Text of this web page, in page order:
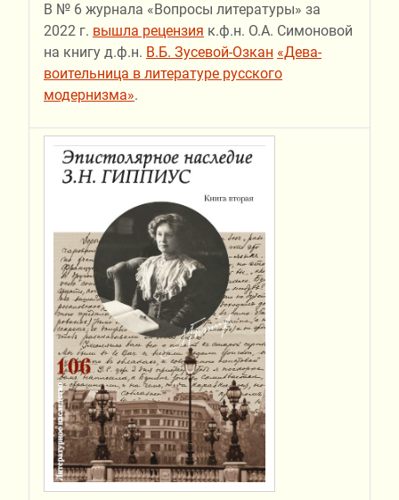
В № 6 журнала «Вопросы литературы» за
2022 г. вышла рецензия к.ф.н. О.А. Симоновой
на книгу д.ф.н. В.Б. Зусевой-Озкан «Дева-
воительница в литературе русского
модернизма».